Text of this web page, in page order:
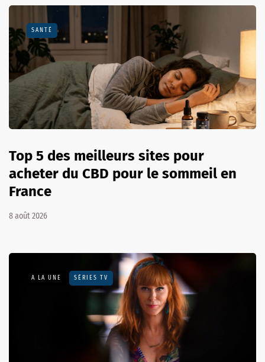
SANTÉ
Top 5 des meilleurs sites pour
acheter du CBD pour le sommeil en
France
8 août 2026
A LA UNE SÉRIES TV